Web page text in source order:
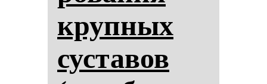
круп­ных
сус­та­вов